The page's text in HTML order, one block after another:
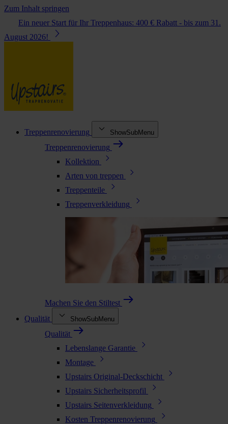
Zum Inhalt springen
Ein neuer Start für Ihr Treppenhaus: 400 € Rabatt - bis zum 31.
August 2026!
Treppenrenovierung ShowSubMenu
Treppenrenovierung
Kollektion
Arten von treppen
Treppenteile
Treppenverkleidung
Machen Sie den Stiltest
Qualität
ShowSubMenu
Qualität
Lebenslange Garantie
Montage
Upstairs Original-Deckschicht
Upstairs Sicherheitsprofil
Upstairs Seitenverkleidung
Kosten Treppenrenovierung